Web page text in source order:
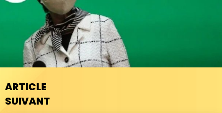
ARTICLE
SUIVANT